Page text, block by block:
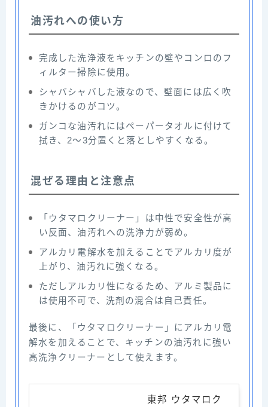
油汚れへの使い方
完成した洗浄液をキッチンの壁やコンロのフ
ィルター掃除に使用。
シャバシャバした液なので、壁面には広く吹
きかけるのがコツ。
ガンコな油汚れにはペーパータオルに付けて
拭き、2〜3分置くと落としやすくなる。
混ぜる理由と注意点
「ウタマロクリーナー」は中性で安全性が高
い反面、油汚れへの洗浄力が弱め。
アルカリ電解水を加えることでアルカリ度が
上がり、油汚れに強くなる。
ただしアルカリ性になるため、アルミ製品に
は使用不可で、洗剤の混合は自己責任。
最後に、「ウタマロクリーナー」にアルカリ電
解水を加えることで、キッチンの油汚れに強い
高洗浄クリーナーとして使えます。
東邦 ウタマロク